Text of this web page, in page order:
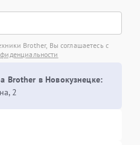
Brother, Вы соглашаетесь с
Brother в Новокузнецке:
2